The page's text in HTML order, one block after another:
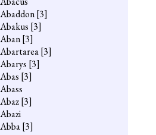
Abaddon[3]
Abakus [3]
Aban[3]
Abartarea[3]
Abarys [3]
Abas [3]
Abass
Abaz[3]
Abazi
Abba[3]